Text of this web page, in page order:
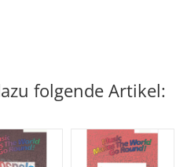
folgende Artikel: